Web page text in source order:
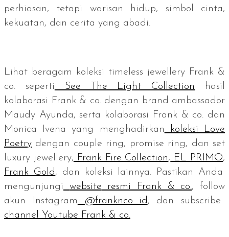
perhiasan, tetapi warisan hidup, simbol cinta,
kekuatan, dan cerita yang abadi.
Lihat beragam koleksi timeless jewellery Frank &
co. seperti See The Light Collection
hasil
kolaborasi Frank & co. dengan brand ambassador
Maudy Ayunda, serta kolaborasi Frank & co. dan
Monica Ivena yang menghadirkan koleksi Love
Poetry dengan couple ring, promise ring, dan set
luxury jewellery, Frank Fire Collection, EL PRIMO,
Frank Gold , dan koleksi lainnya. Pastikan Anda
mengunjungi
website resmi Frank & co.,follow
akun Instagram @franknco_id , dan subscribe
channel
Youtube Frank & co.